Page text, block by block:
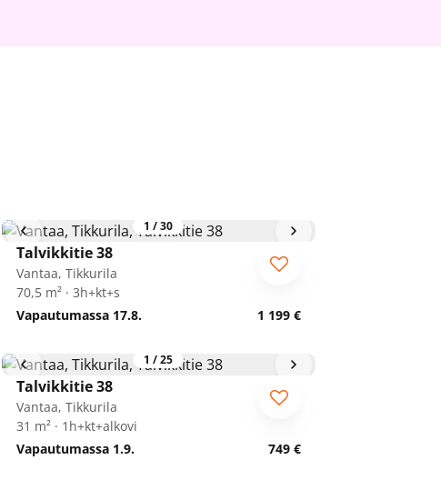
1 /30
Talvikkitie 38
Vantaa, Tikkurila
70,5 m² · 3h+kt+s
Vapautumassa 17.8.
1 199 €
1 /25
Talvikkitie 38
Vantaa, Tikkurila
31 m² · 1h+kt+alkovi
Vapautumassa 1.9.
749 €